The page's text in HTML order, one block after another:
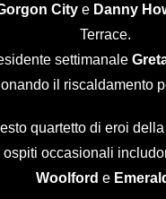
Citye Danny
Terrace.
settimanale
il riscaldamento
quartetto di eroi
ospiti occasionali
Woolford e